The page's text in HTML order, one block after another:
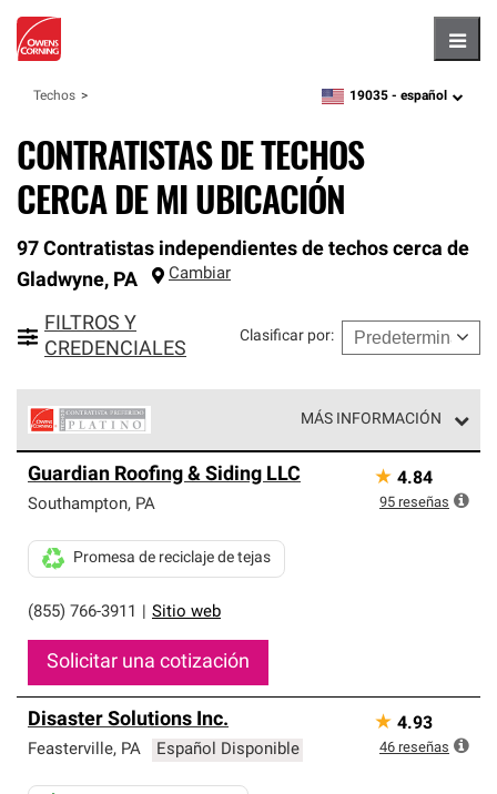
Techos zipcode,language
19035 - español
CONTRATISTAS DE TECHOS
CERCA DE MI UBICACIÓN
97 Contratistas independientes de techos cerca de
Gladwyne, PA Cambiar
FILTROS Y
CREDENCIALES
Clasificar por:
MÁS INFORMACIÓN
Corning constituyen el nivel superior de nuestra red
exclusiva y cumplen con estándares estrictos de
Solo ellos pueden ofrecer nuestra mejor garantía de
sistemas de techos.
Guardian Roofing & Siding LLC
Southampton, PA
(855) 766-3911 Sitio web
Promesa de reciclaje de tejas
Solicitar una cotización
★ 4.84
95 reseñas
Disaster Solutions Inc.
Feasterville, PA Español Disponible
★ 4.93
46 reseñas